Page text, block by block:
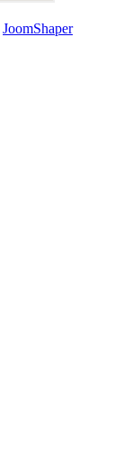
JoomShaper